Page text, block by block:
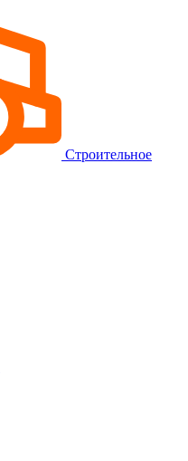
Строительное